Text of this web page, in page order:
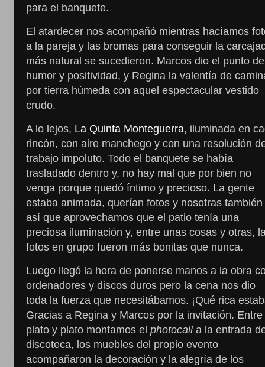
para el banquete.
El atardecer nos acompañó mientras hacíamos
a la pareja y las bromas para conseguir la
más natural se sucedieron. Marcos dio el punto de
humor y positividad, y Regina la valentía de
por tierra húmeda con aquel espectacular vestido
crudo.
A lo lejos, La Quinta Monteguerra, iluminada en
rincón, con aire manchego y con una resolución
trabajo impoluto. Todo el banquete se había
trasladado dentro y, no hay mal que por bien no
venga porque quedó íntimo y precioso. La gente
estaba animada, querían fotos y nosotras también
así que aprovechamos que el patio tenía una
preciosa iluminación y, entre unas cosas y otras,
fotos en grupo fueron más bonitas que nunca.
Luego llegó la hora de ponerse manos a la obra
ordenadores y discos duros pero la cena nos dio
toda la fuerza que necesitábamos. ¡Qué rica
Gracias a Regina y Marcos por la invitación. Entre
plato y plato montamos elphotocalla la entrada
discoteca, los muebles del propio evento
acompañaron la decoración y la alegría de los